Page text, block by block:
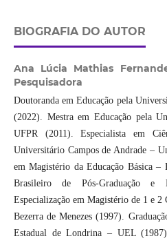
BIOGRAFIA DO AUTOR
Ana Lúcia Mathias
Pesquisadora
Doutoranda em Educação pela
(2022). Mestra em Educação pela
UFPR (2011). Especialista em
Universitário Campos de Andrade –
em Magistério da Educação Básica –
Brasileiro de Pós-Graduação e
Especialização em Magistério de 1 e
Bezerra de Menezes (1997).
Estadual de Londrina – UEL